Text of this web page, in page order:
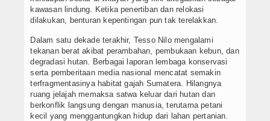
kawasan lindung. Ketika penertiban dan relokasi
dilakukan, benturan kepentingan pun tak terelakkan.
Dalam satu dekade terakhir, Tesso Nilo mengalami
tekanan berat akibat perambahan, pembukaan kebun, dan
degradasi hutan. Berbagai laporan lembaga konservasi
serta pemberitaan media nasional mencatat semakin
terfragmentasinya habitat gajah Sumatera. Hilangnya
ruang jelajah memaksa satwa keluar dari hutan dan
berkonflik langsung dengan manusia, terutama petani
kecil yang menggantungkan hidup dari lahan pertanian.